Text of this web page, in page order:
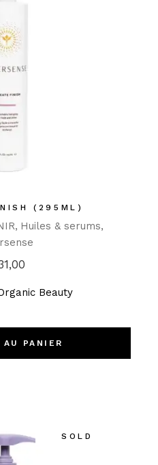
(295ML)
Huiles & serums
Beauty
PANIER
SOLD